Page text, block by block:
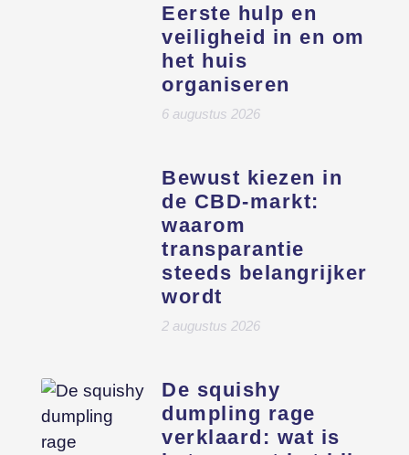
Eerste hulp en
veiligheid in en om
het huis
organiseren
6 augustus 2026
Bewust kiezen in
de CBD-markt:
waarom
transparantie
steeds belangrijker
wordt
2 augustus 2026
De squishy
dumpling rage
verklaard: wat is